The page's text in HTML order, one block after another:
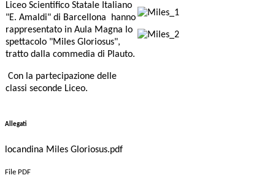
Liceo Scientifico Statale Italiano
"E. Amaldi" di Barcellona hanno
rappresentato in Aula Magna lo
spettacolo "Miles Gloriosus",
tratto dalla commedia di Plauto.
Con la partecipazione delle
classi seconde Liceo.
Allegati
locandina Miles Gloriosus.pdf
File PDF